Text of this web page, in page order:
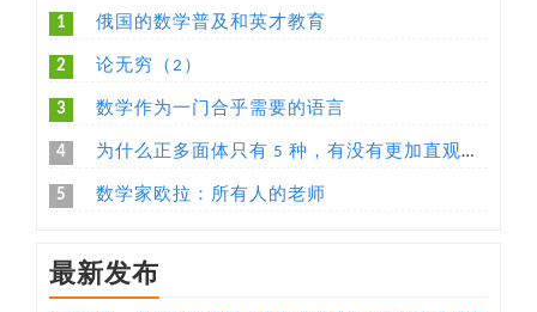
1 俄国的数学普及和英才教育
2 论无穷（2）
3 数学作为一门合乎需要的语言
4 为什么正多面体只有 5 种，有没有更加直观易懂的解释？
5 数学家欧拉：所有人的老师
最新发布